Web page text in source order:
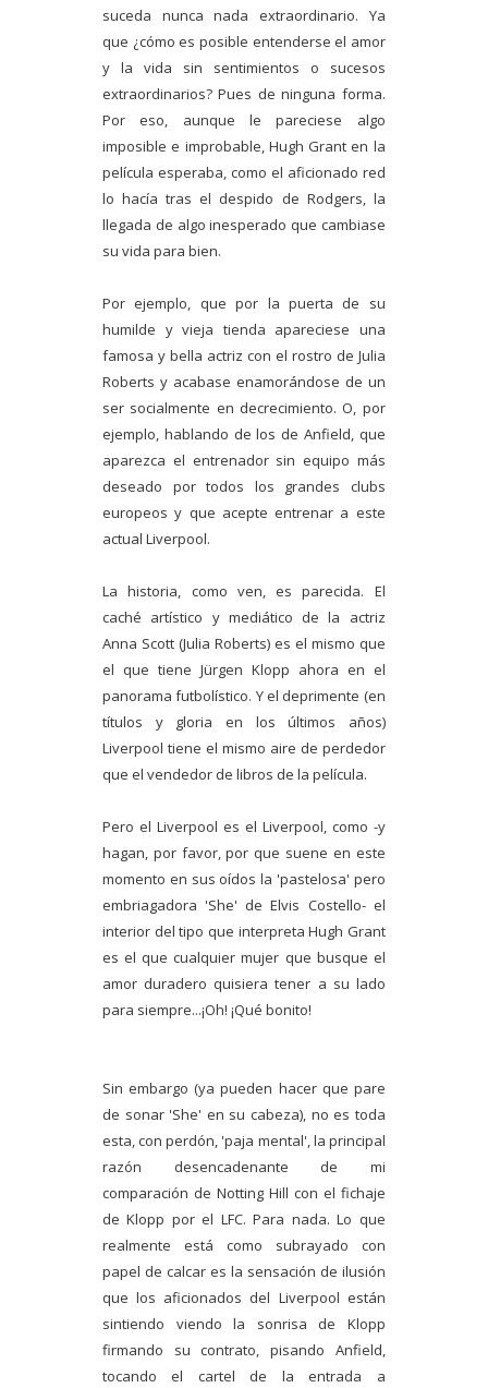
suceda nunca nada extraordinario. Ya
que ¿cómo es posible entenderse el amor
y la vida sin sentimientos o sucesos
extraordinarios? Pues de ninguna forma.
Por eso, aunque le pareciese algo
imposible e improbable, Hugh Grant en la
película esperaba, como el aficionado red
lo hacía tras el despido de Rodgers, la
llegada de algo inesperado que cambiase
su vida para bien.
Por ejemplo, que por la puerta de su
humilde y vieja tienda apareciese una
famosa y bella actriz con el rostro de Julia
Roberts y acabase enamorándose de un
ser socialmente en decrecimiento. O, por
ejemplo, hablando de los de Anfield, que
aparezca el entrenador sin equipo más
deseado por todos los grandes clubs
europeos y que acepte entrenar a este
actual Liverpool.
La historia, como ven, es parecida. El
caché artístico y mediático de la actriz
Anna Scott (Julia Roberts) es el mismo que
el que tiene Jürgen Klopp ahora en el
panorama futbolístico. Y el deprimente (en
títulos y gloria en los últimos años)
Liverpool tiene el mismo aire de perdedor
que el vendedor de libros de la película.
Pero el Liverpool es el Liverpool, como -y
hagan, por favor, por que suene en este
momento en sus oídos la 'pastelosa' pero
embriagadora 'She' de Elvis Costello- el
interior del tipo que interpreta Hugh Grant
es el que cualquier mujer que busque el
amor duradero quisiera tener a su lado
para siempre...¡Oh! ¡Qué bonito!
Sin embargo (ya pueden hacer que pare
de sonar 'She' en su cabeza), no es toda
esta, con perdón, 'paja mental', la principal
razón desencadenante de mi
comparación de Notting Hill con el fichaje
de Klopp por el LFC. Para nada. Lo que
realmente está como subrayado con
papel de calcar es la sensación de ilusión
que los aficionados del Liverpool están
sintiendo viendo la sonrisa de Klopp
firmando su contrato, pisando Anfield,
tocando el cartel de la entrada a